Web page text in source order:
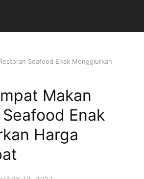
Seafood Enak Menggiurkan
Makan
Enak
Harga